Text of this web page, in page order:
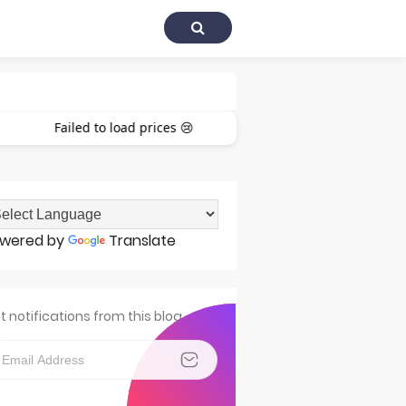
Negara
Failed to load prices 😢
by Translate
notifications from this blog